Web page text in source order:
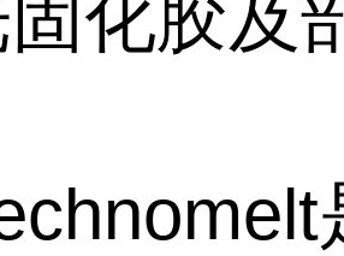
化胶及